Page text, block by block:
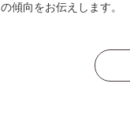
の傾向をお伝えします。